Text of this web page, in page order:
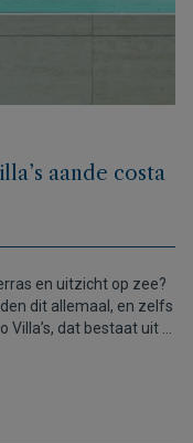
aande costa
en uitzicht op zee?
dit allemaal, en zelfs
dat bestaat uit 7